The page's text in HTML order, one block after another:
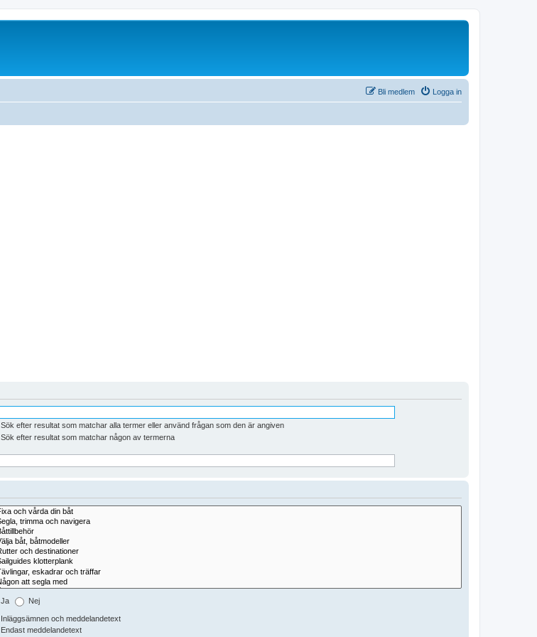
Logga in
Bli medlem
Sök efter resultat som matchar alla termer eller använd frågan som den är angiven
Sök efter resultat som matchar någon av termerna
Ja Nej
Inläggsämnen och meddelandetext
Endast meddelandetext